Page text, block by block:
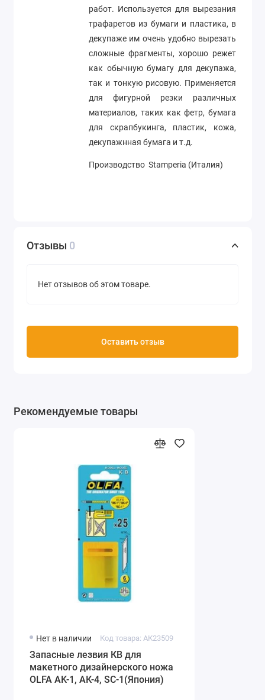
работ. Используется для вырезания
трафаретов из бумаги и пластика, в
декупаже им очень удобно вырезать
сложные фрагменты, хорошо режет
как обычную бумагу для декупажа,
так и тонкую рисовую. Применяется
для фигурной резки различных
материалов, таких как фетр, бумага
для скрапбукинга, пластик, кожа,
декупажнная бумага и т.д.
Производство Stamperia (Италия)
Отзывы 0
Нет отзывов об этом товаре.
Оставить отзыв
Рекомендуемые товары
Нет в наличии Код товара: АК23509
Запасные лезвия КВ для
макетного дизайнерского ножа
OLFA AK-1, АК-4, SC-1(Япония)